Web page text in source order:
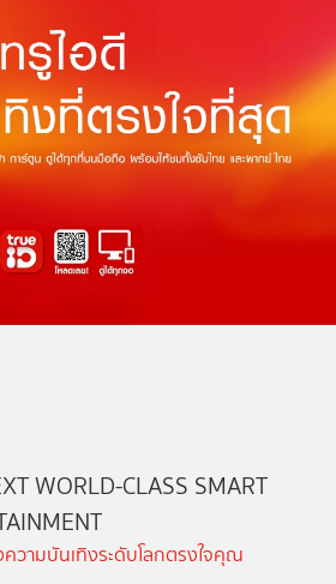
WORLD-CLASS SMART
วามบันเทิงระดับโลกตรงใจคุณ